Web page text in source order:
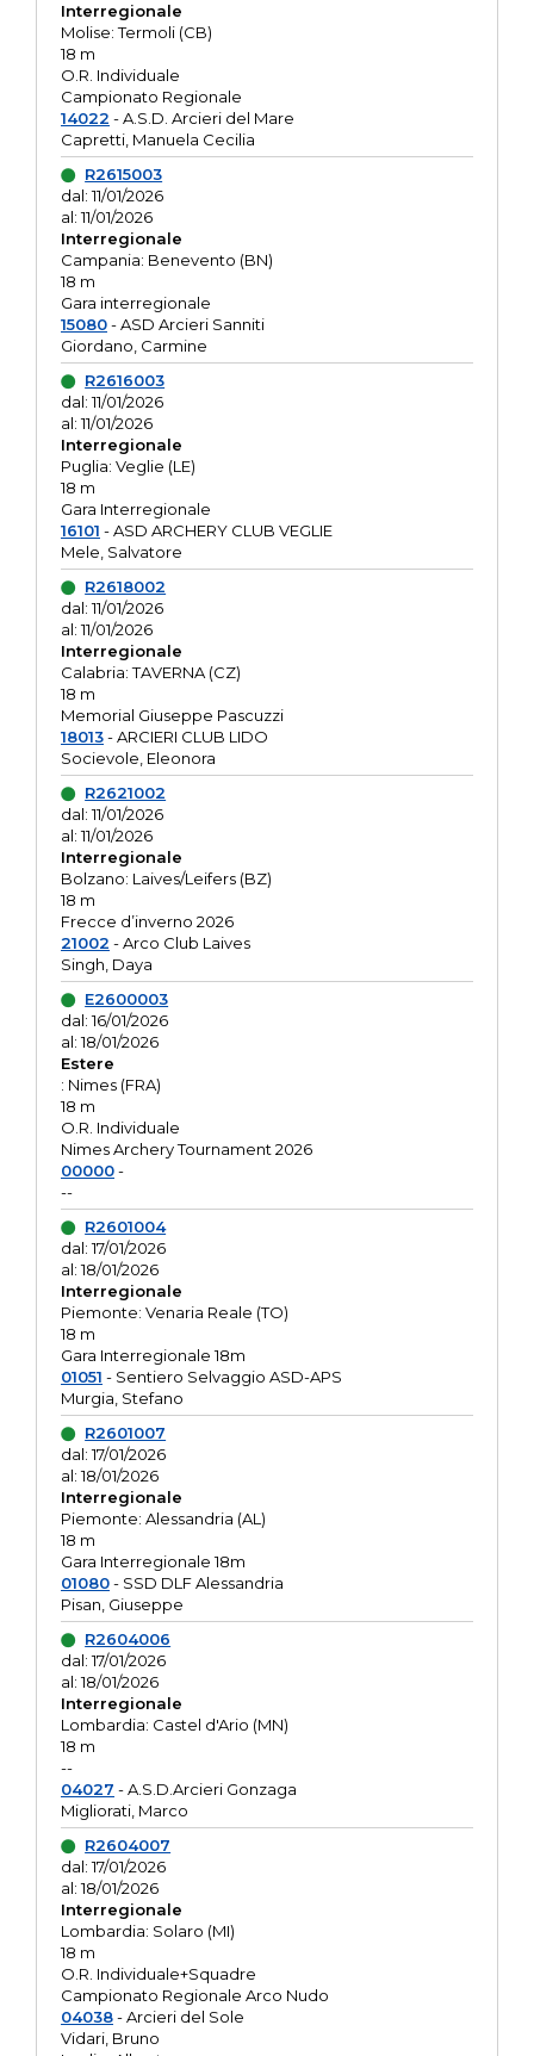
Interregionale
Molise: Termoli (CB)
18 m
O.R. Individuale
Campionato Regionale
14022 - A.S.D. Arcieri del Mare
Capretti, Manuela Cecilia
R2615003
dal: 11/01/2026
al: 11/01/2026
Interregionale
Campania: Benevento (BN)
18 m
Gara interregionale
15080- ASD Arcieri Sanniti
Giordano, Carmine
R2616003
dal: 11/01/2026
al: 11/01/2026
Interregionale
Puglia: Veglie (LE)
18 m
Gara Interregionale
16101 - ASD ARCHERY CLUB VEGLIE
Mele, Salvatore
R2618002
dal: 11/01/2026
al: 11/01/2026
Interregionale
Calabria: TAVERNA (CZ)
18 m
Memorial Giuseppe Pascuzzi
18013- ARCIERI CLUB LIDO
Socievole, Eleonora
R2621002
dal: 11/01/2026
al: 11/01/2026
Interregionale
Bolzano: Laives/Leifers (BZ)
18 m
Frecce d’inverno 2026
21002 - Arco Club Laives
Singh, Daya
E2600003
dal: 16/01/2026
al: 18/01/2026
Estere
: Nimes (FRA)
18 m
O.R. Individuale
Nimes Archery Tournament 2026
00000-
--
R2601004
dal: 17/01/2026
al: 18/01/2026
Interregionale
Piemonte: Venaria Reale (TO)
18 m
Gara Interregionale 18m
01051 - Sentiero Selvaggio ASD-APS
Murgia, Stefano
R2601007
dal: 17/01/2026
al: 18/01/2026
Interregionale
Piemonte: Alessandria (AL)
18 m
Gara Interregionale 18m
01080- SSD DLF Alessandria
Pisan, Giuseppe
R2604006
dal: 17/01/2026
al: 18/01/2026
Interregionale
Lombardia: Castel d'Ario (MN)
18 m
--
04027 - A.S.D.Arcieri Gonzaga
Migliorati, Marco
R2604007
dal: 17/01/2026
al: 18/01/2026
Interregionale
Lombardia: Solaro (MI)
18 m
O.R. Individuale+Squadre
Campionato Regionale Arco Nudo
04038- Arcieri del Sole
Vidari, Bruno